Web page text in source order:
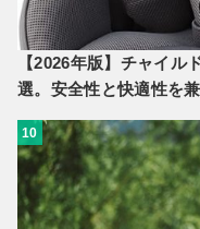
【2026年版】チャイル
選。安全性と快適性を
10